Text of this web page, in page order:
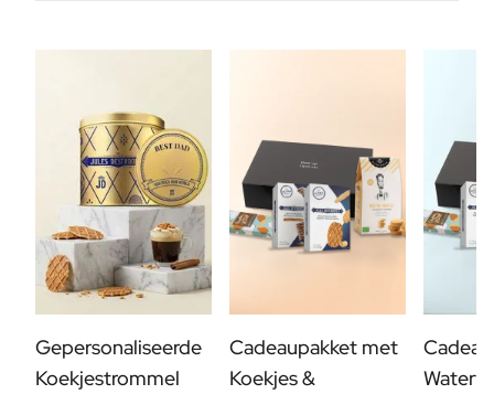
Gepersonaliseerde
Koekjestrommel
Cadeaupakket met
Koekjes &